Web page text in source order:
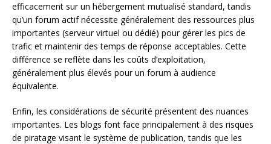
efficacement sur un hébergement mutualisé standard, tandis
qu’un forum actif nécessite généralement des ressources plus
importantes (serveur virtuel ou dédié) pour gérer les pics de
trafic et maintenir des temps de réponse acceptables. Cette
différence se reflète dans les coûts d’exploitation,
généralement plus élevés pour un forum à audience
équivalente.
Enfin, les considérations de sécurité présentent des nuances
importantes. Les blogs font face principalement à des risques
de piratage visant le système de publication, tandis que les